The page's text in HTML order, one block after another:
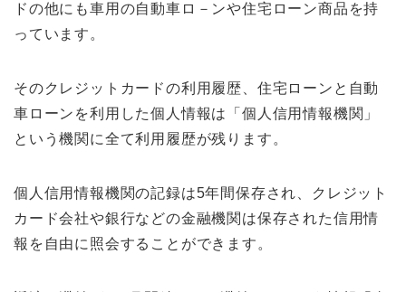
ドの他にも車用の自動車ロ－ンや住宅ローン商品を持
っています。
そのクレジットカードの利用履歴、住宅ローンと自動
車ローンを利用した個人情報は「個人信用情報機関」
という機関に全て利用履歴が残ります。
個人信用情報機関の記録は5年間保存され、クレジット
カード会社や銀行などの金融機関は保存された信用情
報を自由に照会することができます。